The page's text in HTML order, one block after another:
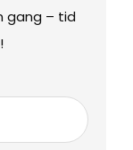
gang – tid